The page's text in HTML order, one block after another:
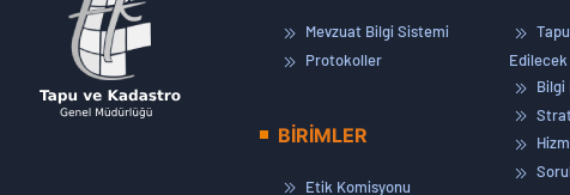
Mevzuat Bilgi Sistemi
Protokoller
BİRİMLER
Etik Komisyonu
Bilgi